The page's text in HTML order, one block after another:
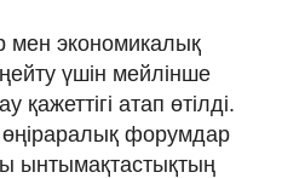
мен экономикалық
үшін мейлінше
атап өтілді.
форумдар
ынтымақтастықтың